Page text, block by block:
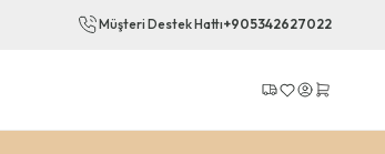
Müşteri Destek Hattı+905342627022
Kargo Takip
Favorilerim
Hesabım
Sepetim